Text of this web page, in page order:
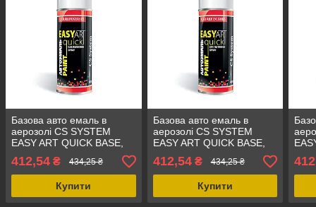
Базова авто емаль в
аерозолі CS SYSTEM
EASY ART QUICK BASE,
аерозольна фарба,
металлік LADA 270
412,54 ₴ 434,25 ₴
Купити
Базова авто емаль в
аерозолі CS SYSTEM
EASY ART QUICK BASE,
аерозольна фарба LADA
276
412,54₴ 434,25 ₴
Купити
415